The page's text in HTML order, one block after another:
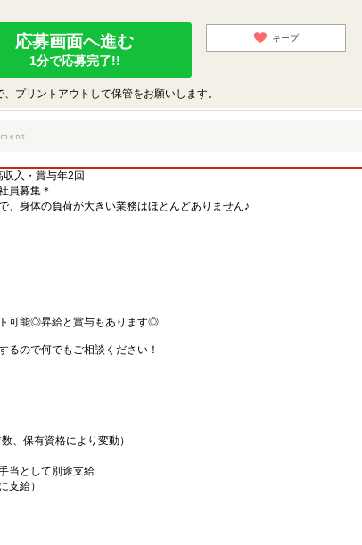
応募画面へ進む
1分で応募完了!!
キープ
プリントアウトして保管をお願いします。
入・賞与年2回
員募集＊
、身体の負荷が大きい業務はほとんどありません♪
可能◎昇給と賞与もあります◎
るので何でもご相談ください！
、保有資格により変動）
当として別途支給
支給）